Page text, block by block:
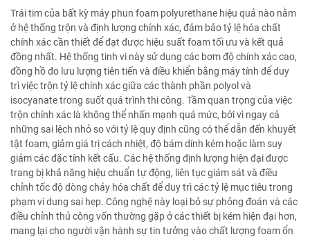
Trái tim của bất kỳ máy phun foam polyurethane hiệu quả nào nằm
ở hệ thống trộn và định lượng chính xác, đảm bảo tỷ lệ hóa chất
chính xác cần thiết để đạt được hiệu suất foam tối ưu và kết quả
đồng nhất. Hệ thống tinh vi này sử dụng các bơm độ chính xác cao,
đồng hồ đo lưu lượng tiên tiến và điều khiển bằng máy tính để duy
trì việc trộn tỷ lệ chính xác giữa các thành phần polyol và
isocyanate trong suốt quá trình thi công. Tầm quan trọng của việc
trộn chính xác là không thể nhấn mạnh quá mức, bởi vì ngay cả
những sai lệch nhỏ so với tỷ lệ quy định cũng có thể dẫn đến khuyết
tật foam, giảm giá trị cách nhiệt, độ bám dính kém hoặc làm suy
giảm các đặc tính kết cấu. Các hệ thống định lượng hiện đại được
trang bị khả năng hiệu chuẩn tự động, liên tục giám sát và điều
chỉnh tốc độ dòng chảy hóa chất để duy trì các tỷ lệ mục tiêu trong
phạm vi dung sai hẹp. Công nghệ này loại bỏ sự phỏng đoán và các
điều chỉnh thủ công vốn thường gặp ở các thiết bị kém hiện đại hơn,
mang lại cho người vận hành sự tin tưởng vào chất lượng foam ổn